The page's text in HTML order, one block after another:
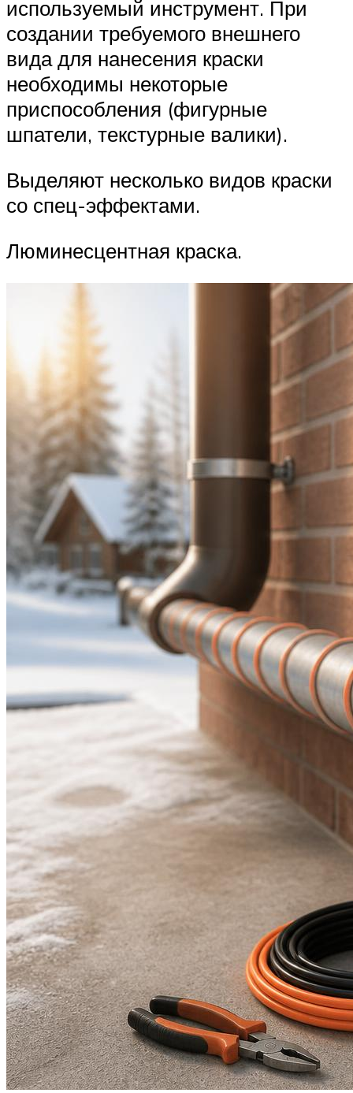
используемый инструмент. При
создании требуемого внешнего
вида для нанесения краски
необходимы некоторые
приспособления (фигурные
шпатели, текстурные валики).
Выделяют несколько видов краски
со спец-эффектами.
Люминесцентная краска.